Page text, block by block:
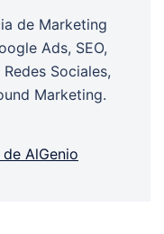
de Marketing
Ads, SEO,
Sociales,
Marketing.
AlGenio